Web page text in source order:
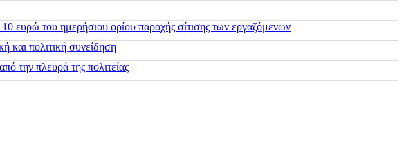
ευρώ του ημερήσιου ορίου παροχής σίτισης των εργαζόμενων
και πολιτική συνείδηση
την πλευρά της πολιτείας